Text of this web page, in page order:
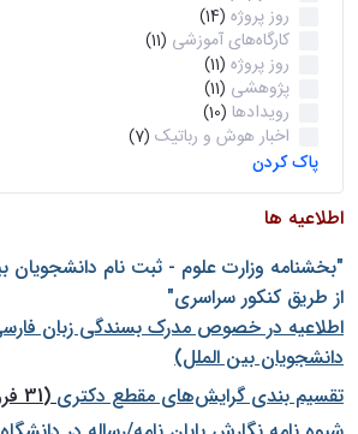
روز پروژه (14)
کارگاه‌های آموزشی (11)
روز پروژه (11)
پژوهشی (11)
رویدادها (10)
اخبار هوش و رباتیک (7)
پاک کردن
اطلاعیه ها
"بخشنامه وزارت علوم - ثبت نام دانشجويان
از طريق كنكور سراسری"
اطلاعیه در خصوص مدرک بسندگی زبان
دانشجویان بین الملل)
تقسیم بندی گرایش‌های مقطع دکتری(31 فروردین 1404)